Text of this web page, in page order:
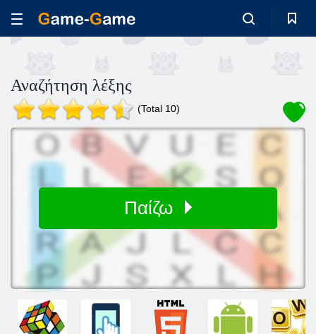
Αναζήτηση λέξης
(Total 10)
Παίζω